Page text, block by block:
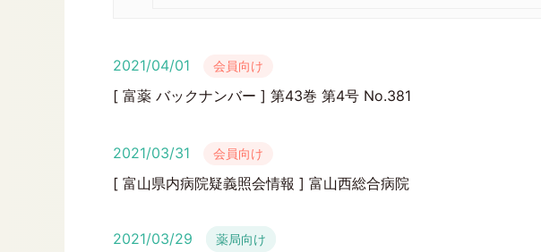
2021/04/01 会員向け
[ 富薬 バックナンバー ] 第43巻 第4号 No.381
2021/03/31 会員向け
[ 富山県内病院疑義照会情報 ] 富山西総合病院
2021/03/29 薬局向け